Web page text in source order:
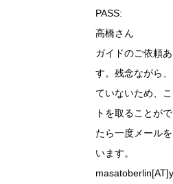
PASS:
高橋さん
ガイドのご依頼
す。残念ながら
ていないため、
トを取ることが
たら一度メール
います。